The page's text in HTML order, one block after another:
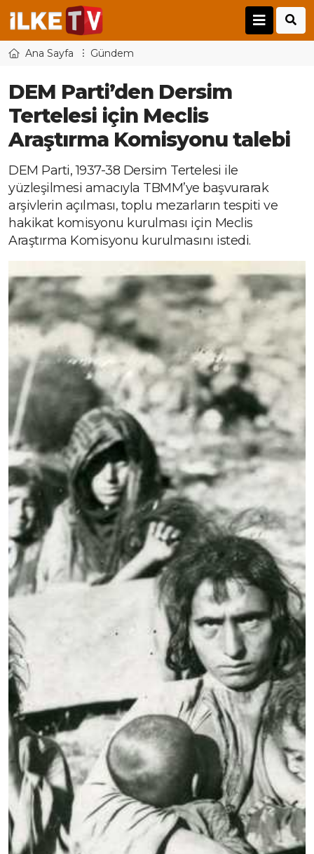
Ana Sayfa Gündem
DEM Parti’den Dersim
Tertelesi için Meclis
Araştırma Komisyonu talebi
DEM Parti, 1937-38 Dersim Tertelesi ile
yüzleşilmesi amacıyla TBMM’ye başvurarak
arşivlerin açılması, toplu mezarların tespiti ve
hakikat komisyonu kurulması için Meclis
Araştırma Komisyonu kurulmasını istedi.